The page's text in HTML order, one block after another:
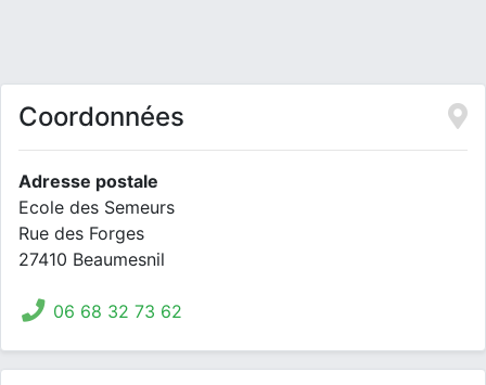
Coordonnées
Adresse postale
Ecole des Semeurs
Rue des Forges
27410 Beaumesnil
06 68 32 73 62